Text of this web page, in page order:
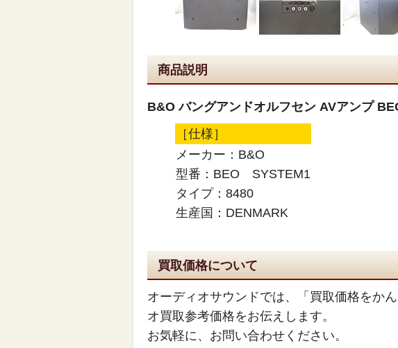
商品説明
B&O バングアンドオルフセン AVアンプ
［仕様］
メーカー：B&O
型番：BEO SYSTEM1
タイプ：8480
生産国：DENMARK
買取価格について
オーディオサウンドでは、「買取価格をか
オ買取参考価格をお伝えします。
お気軽に、お問い合わせください。